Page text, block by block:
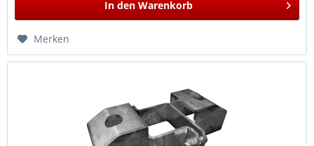
In den Warenkorb
Merken